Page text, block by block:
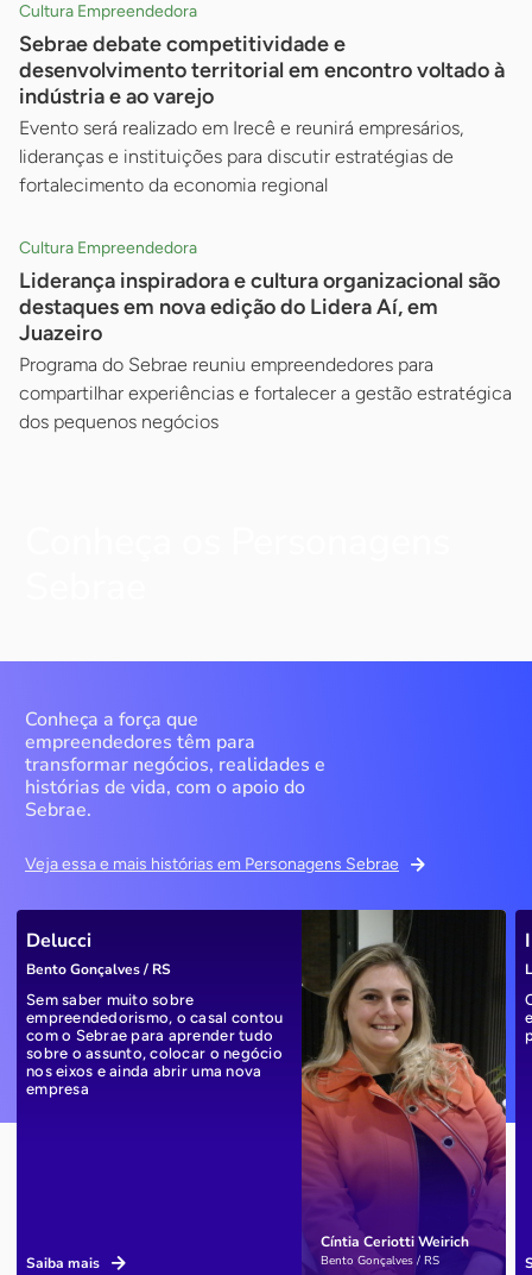
Cultura Empreendedora
Sebrae debate competitividade e
desenvolvimento territorial em encontro voltado à
indústria e ao varejo
Evento será realizado em Irecê e reunirá empresários,
lideranças e instituições para discutir estratégias de
fortalecimento da economia regional
Cultura Empreendedora
Liderança inspiradora e cultura organizacional são
destaques em nova edição do Lidera Aí, em
Juazeiro
Programa do Sebrae reuniu empreendedores para
compartilhar experiências e fortalecer a gestão estratégica
dos pequenos negócios
Conheça a força que
empreendedores têm para
transformar negócios, realidades e
histórias de vida, com o apoio do
Sebrae.
Veja essa e mais histórias em Personagens Sebrae
Cíntia Ceriotti Weirich
Bento Gonçalves / RS
Delucci
Bento Gonçalves / RS
Sem saber muito sobre
empreendedorismo, o casal contou
com o Sebrae para aprender tudo
sobre o assunto, colocar o negócio
nos eixos e ainda abrir uma nova
empresa
Saiba mais